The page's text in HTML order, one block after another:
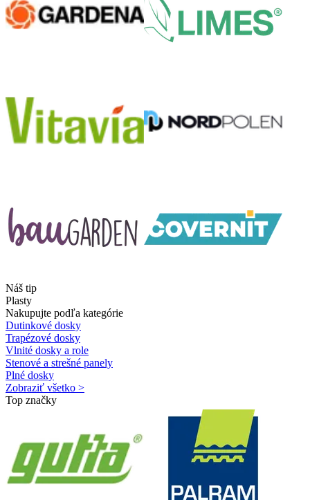
Náš tip
Plasty
Nakupujte podľa kategórie
Dutinkové dosky
Trapézové dosky
Vlnité dosky a role
Stenové a strešné panely
Plné dosky
Zobraziť všetko >
Top značky